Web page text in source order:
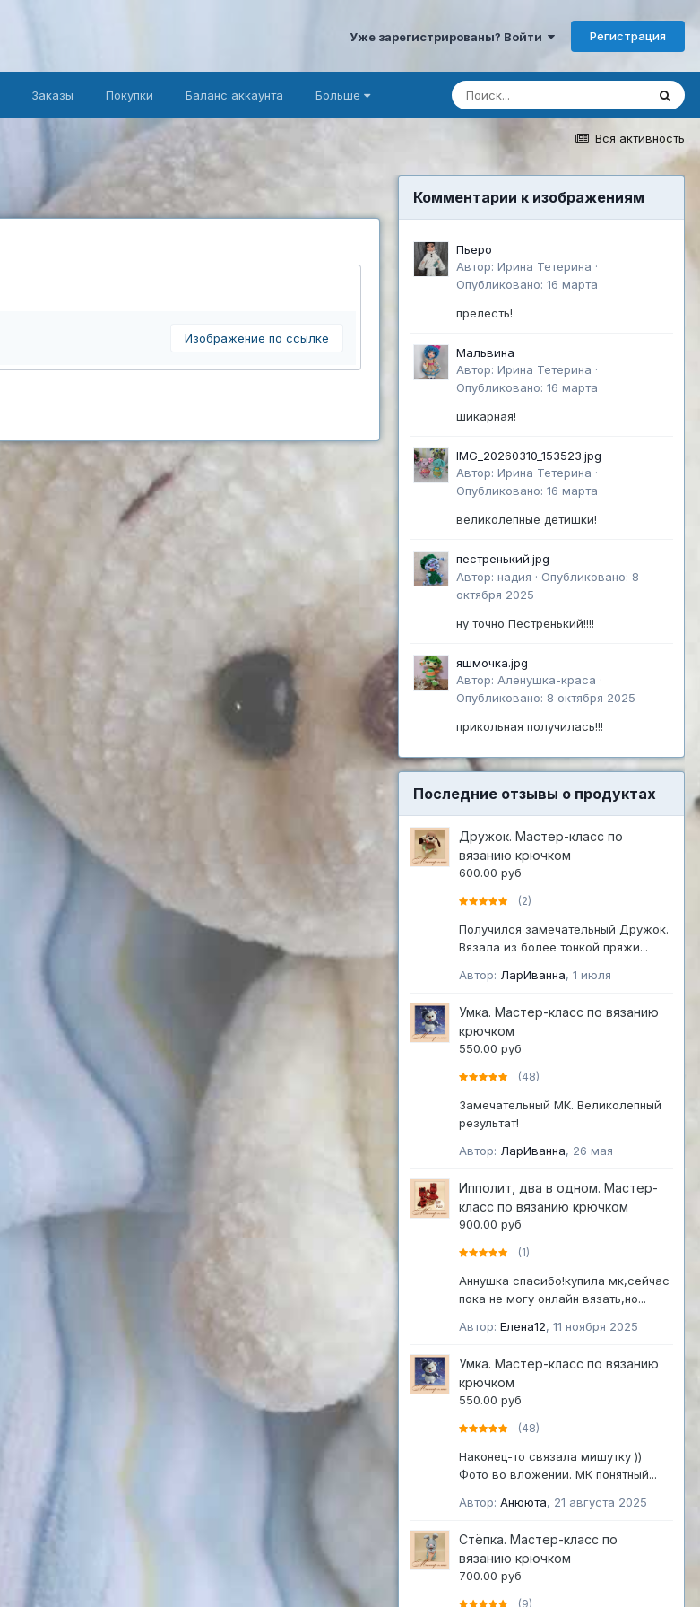
Уже зарегистрированы? Войти Регистрация
Заказы Покупки Баланс аккаунта Больше
Вся активность
Изображение по ссылке
Комментарии к изображениям
Пьеро
Автор: Ирина Тетерина ·
Опубликовано: 16 марта
прелесть!
Мальвина
Автор: Ирина Тетерина ·
Опубликовано: 16 марта
шикарная!
IMG_20260310_153523.jpg
Автор: Ирина Тетерина ·
Опубликовано: 16 марта
великолепные детишки!
пестренький.jpg
Автор: надия · Опубликовано: 8
октября 2025
ну точно Пестренький!!!!
яшмочка.jpg
Автор: Аленушка-краса ·
Опубликовано: 8 октября 2025
прикольная получилась!!!
Последние отзывы о продуктах
Дружок. Мастер-класс по
вязанию крючком
600.00 руб
(2)
Получился замечательный Дружок.
Вязала из более тонкой пряжи...
Автор: ЛарИванна, 1 июля
Умка. Мастер-класс по вязанию
крючком
550.00 руб
(48)
Замечательный МК. Великолепный
результат!
Автор: ЛарИванна, 26 мая
Ипполит, два в одном. Мастер-
класс по вязанию крючком
900.00 руб
(1)
Аннушка спасибо!купила мк,сейчас
пока не могу онлайн вязать,но...
Автор: Елена12, 11 ноября 2025
Умка. Мастер-класс по вязанию
крючком
550.00 руб
(48)
Наконец-то связала мишутку ))
Фото во вложении. МК понятный...
Автор: Анююта, 21 августа 2025
Стёпка. Мастер-класс по
вязанию крючком
700.00 руб
(9)